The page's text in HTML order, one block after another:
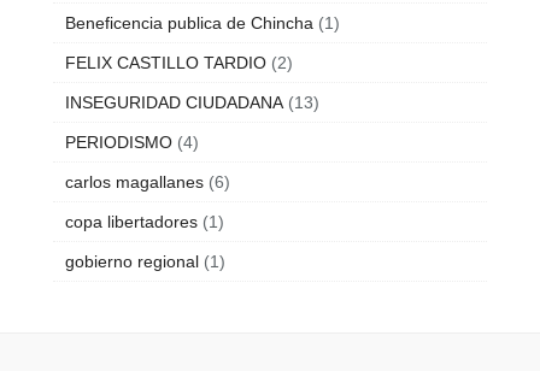
Beneficencia publica de Chincha (1)
FELIX CASTILLO TARDIO (2)
INSEGURIDAD CIUDADANA (13)
PERIODISMO (4)
carlos magallanes (6)
copa libertadores (1)
gobierno regional (1)